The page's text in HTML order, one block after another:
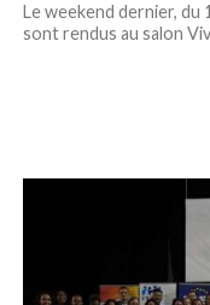
Le weekend dernier, du
sont rendus au salon